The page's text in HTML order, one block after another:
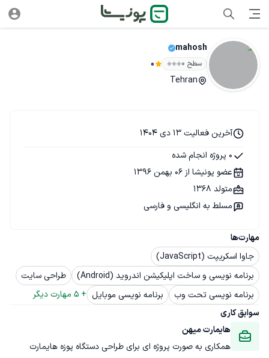
mahosh
سطح ۰ 0
Tehran
مهارت‌ها
جاوا اسکریپت (JavaScript)
برنامه نویسی و ساخت اپلیکیشن اندروید (Android)
طراحی سایت
برنامه نویسی تحت وب
برنامه نویسی موبایل +
5 مهارت دیگر
سوابق کاری
هایمارت میهن
همکاری به صورت پروژه ای برای طراحی دستگاه پوزه هایمارت
آخرین فعالیت 13 دی 1404
0 پروژه انجام شده
عضو پونیشا از 06 بهمن 1396
متولد 1368
مسلط به انگلیسی و فارسی